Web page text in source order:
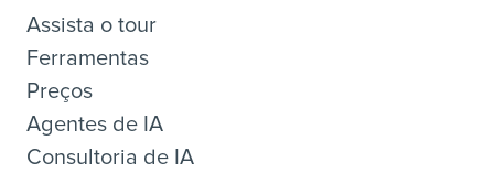
Assista o tour
Ferramentas
Preços
Agentes de IA
Consultoria de IA